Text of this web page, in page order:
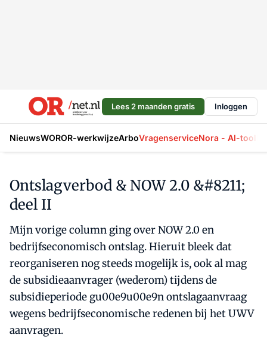
Lees 2 maanden gratis Inloggen
NieuwsWOROR-werkwijzeArboVragenserviceNora - AI-tool
Ontslagverbod & NOW 2.0 &#8211;
deel II
Mijn vorige column ging over NOW 2.0 en
bedrijfseconomisch ontslag. Hieruit bleek dat
reorganiseren nog steeds mogelijk is, ook al mag
de subsidieaanvrager (wederom) tijdens de
subsidieperiode gu00e9u00e9n ontslagaanvraag
wegens bedrijfseconomische redenen bij het UWV
aanvragen.